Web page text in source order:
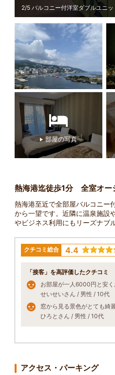
2/5 バルコニー付洋室ダブルユニ
部屋の写真
熱海港迄徒歩1分 全室オー
熱海港至近で全部屋バルコニー
から一望です。近隣に温泉施設
やビジネス利用にもリーズナブル
クチコミ総合 4.4
「接客」を高評価したクチコミ
せいせいさん / 男性 / 10代
窓から見る景色がとても綺
ひろとさん / 男性 / 10代
アクセス・パーキング